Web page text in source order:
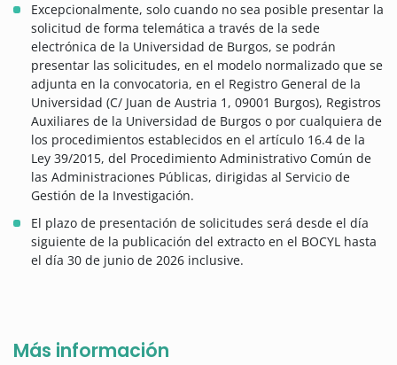
Excepcionalmente, solo cuando no sea posible presentar la
solicitud de forma telemática a través de la sede
electrónica de la Universidad de Burgos, se podrán
presentar las solicitudes, en el modelo normalizado que se
adjunta en la convocatoria, en el Registro General de la
Universidad (C/ Juan de Austria 1, 09001 Burgos), Registros
Auxiliares de la Universidad de Burgos o por cualquiera de
los procedimientos establecidos en el artículo 16.4 de la
Ley 39/2015, del Procedimiento Administrativo Común de
las Administraciones Públicas, dirigidas al Servicio de
Gestión de la Investigación.
El plazo de presentación de solicitudes será desde el día
siguiente de la publicación del extracto en el BOCYL hasta
el día 30 de junio de 2026 inclusive.
Más información